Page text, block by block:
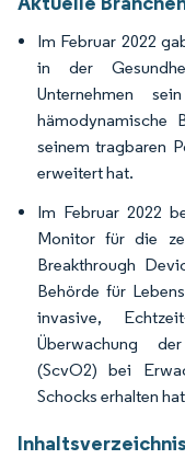
Im Februar 2022
in der
Unternehmen
hämodynamische
seinem tragbaren
erweitert hat.
Im Februar 2022
Monitor für die
Breakthrough
Behörde für
invasive,
Überwachung
(ScvO2) bei
Schocks erhalten